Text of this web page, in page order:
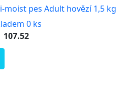
moist pes Adult hovězí 1,5 kg
0 ks
107.52